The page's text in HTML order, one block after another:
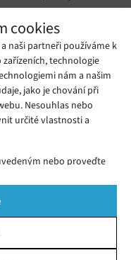
cookies
naši partneři používáme k
technologie
nám a našim
jako je chování při
Nesouhlas nebo
určité vlastnosti a
nebo proveďte
použity pouze na tomto
kliknutím na tlačítko
Jaký model
Monika
OnePlus: Který